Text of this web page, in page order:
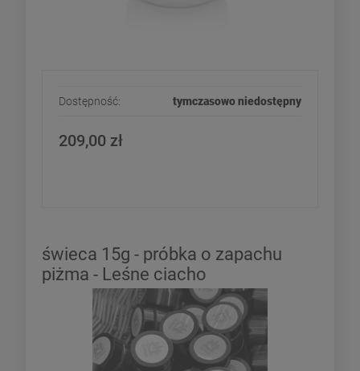
Dostępność: tymczasowo niedostępny
209,00 zł
świeca 15g - próbka o zapachu
piżma - Leśne ciacho